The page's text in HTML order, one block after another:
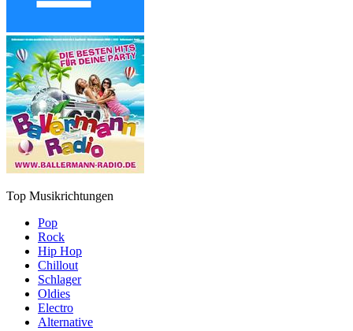
Top Musikrichtungen
Pop
Rock
Hip Hop
Chillout
Schlager
Oldies
Electro
Alternative